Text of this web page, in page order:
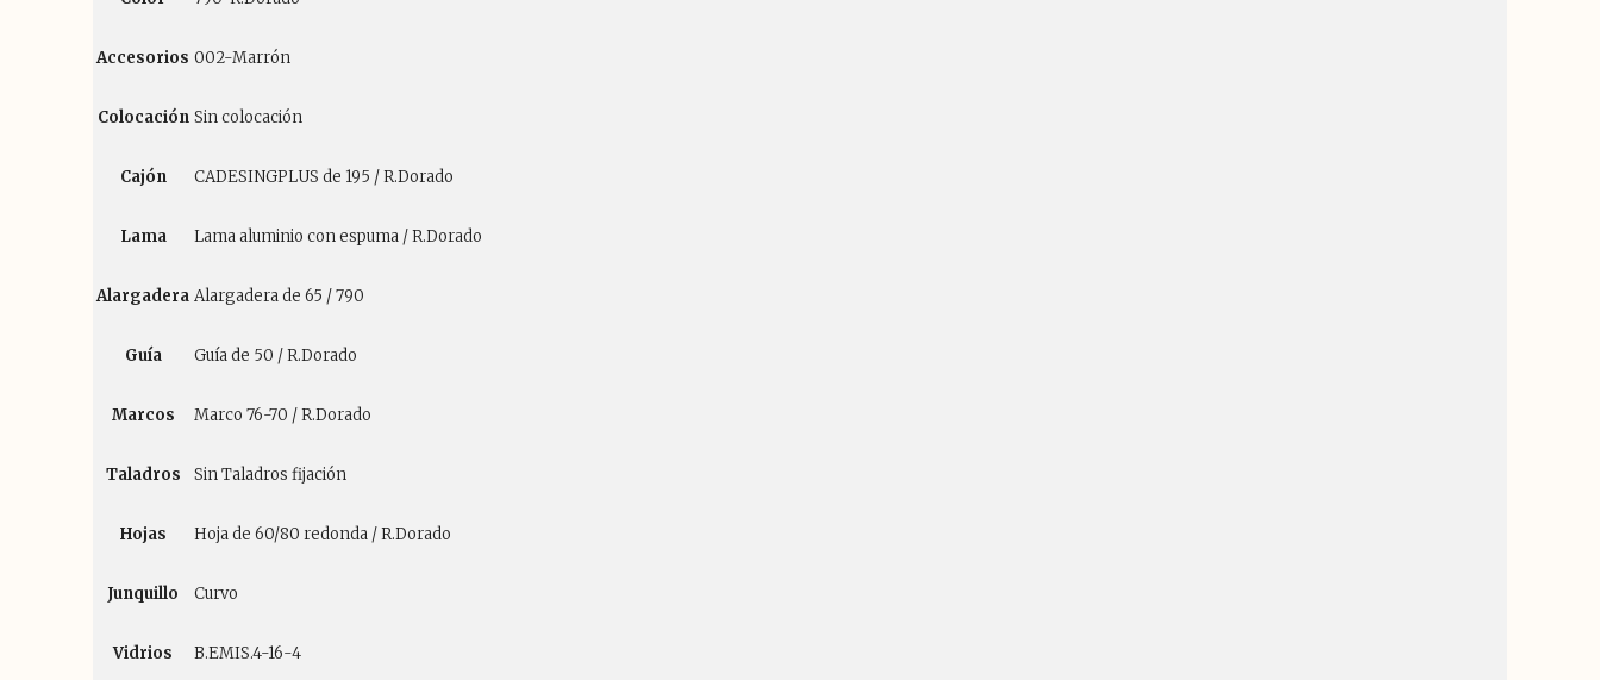
Accesorios 002-Marrón
Colocación Sin colocación
Cajón CADESINGPLUS de 195 / R.Dorado
Lama Lama aluminio con espuma / R.Dorado
Alargadera Alargadera de 65 / 790
Guía Guía de 50 / R.Dorado
Marcos Marco 76-70 / R.Dorado
Taladros Sin Taladros fijación
Hojas Hoja de 60/80 redonda / R.Dorado
Junquillo Curvo
Vidrios B.EMIS.4-16-4